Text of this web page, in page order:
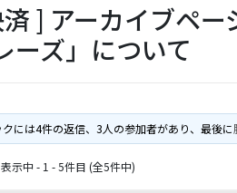
] アーカイブペ
ーズ」について
クには4件の返信、3人の参加者があり、最後に
示中 - 1 - 5件目 (全5件中)